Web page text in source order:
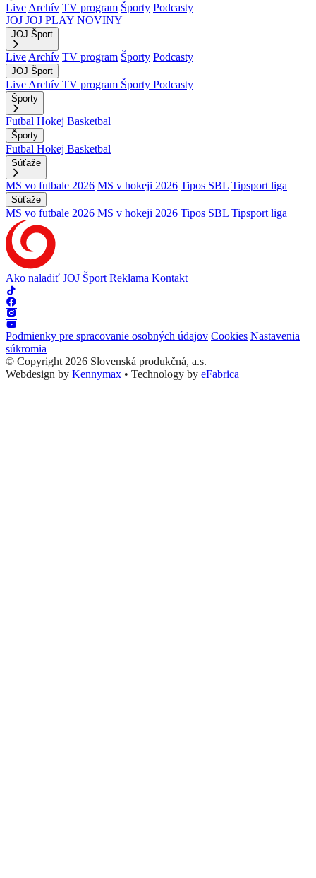
Live Archív TV program Športy Podcasty
JOJ JOJ PLAY NOVINY
JOJ Šport
Live Archív TV program Športy Podcasty
JOJ Šport
Live Archív TV program Športy Podcasty
Športy
Futbal Hokej Basketbal
Športy
Futbal Hokej Basketbal
Súťaže
MS vo futbale 2026 MS v hokeji 2026 Tipos SBL Tipsport liga
Súťaže
MS vo futbale 2026 MS v hokeji 2026 Tipos SBL Tipsport liga
Ako naladiť JOJ Šport Reklama Kontakt
Podmienky pre spracovanie osobných údajov Cookies Nastavenia
súkromia
© Copyright 2026 Slovenská produkčná, a.s.
Webdesign by Kennymax • Technology by eFabrica